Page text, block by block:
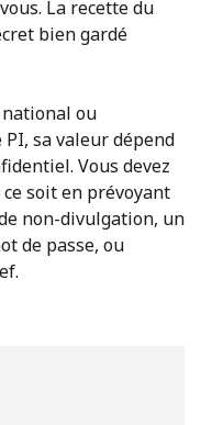
La recette du
bien gardé
national ou
sa valeur dépend
Vous devez
soit en prévoyant
non-divulgation, un
de passe, ou